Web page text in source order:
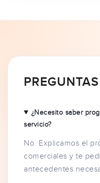
¿Necesito saber
servicio?
No. Explicamos el
comerciales y te
antecedentes